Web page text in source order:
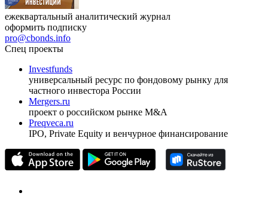
ежеквартальный аналитический журнал
оформить подписку
pro@cbonds.info
Спец проекты
Investfunds
универсальный ресурс по фондовому рынку для
частного инвестора России
Mergers.ru
проект о российском рынке M&A
Preqveca.ru
IPO, Private Equity и венчурное финансирование